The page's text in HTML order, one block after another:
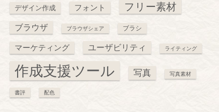
デザイン作成 フォント フリー素材
ブラウザ ブラウザシェア ブラシ
マーケティング ユーザビリティ ライティング
作成支援ツール 写真 写真素材
書評 配色